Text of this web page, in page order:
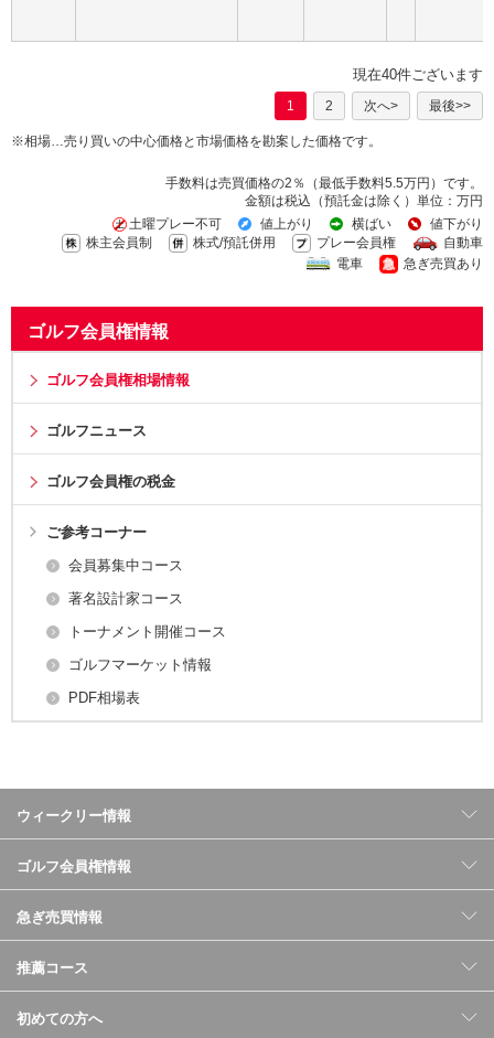
現在40件ございます
1 2 次へ> 最後>>
※相場…売り買いの中心価格と市場価格を勘案した価格です。
手数料は売買価格の2％（最低手数料5.5万円）です。
金額は税込（預託金は除く）単位：万円
土曜プレー不可
値上がり 横ばい
値下がり
株主会員制
株式/預託併用 プレー会員権
自動車
電車
急ぎ売買あり
ゴルフ会員権情報
ゴルフ会員権相場情報
ゴルフニュース
ゴルフ会員権の税金
ご参考コーナー
会員募集中コース
著名設計家コース
トーナメント開催コース
ゴルフマーケット情報
PDF相場表
ウィークリー情報
ゴルフ会員権情報
急ぎ売買情報
推薦コース
初めての方へ